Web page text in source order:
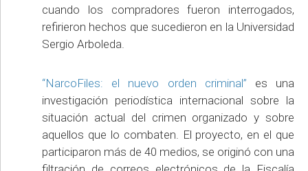
cuando los compradores fueron interrogados,
refirieron hechos que sucedieron en la Universidad
Sergio Arboleda.
“NarcoFiles: el nuevo orden criminal” es una
investigación periodística internacional sobre la
situación actual del crimen organizado y sobre
aquellos que lo combaten. El proyecto, en el que
participaron más de 40 medios, se originó con una